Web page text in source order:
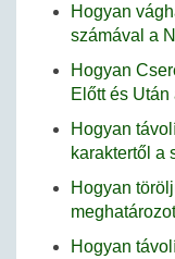
Hogyan
számával a
Hogyan
Előtt és
Hogyan
karaktertől a
Hogyan
Hogyan